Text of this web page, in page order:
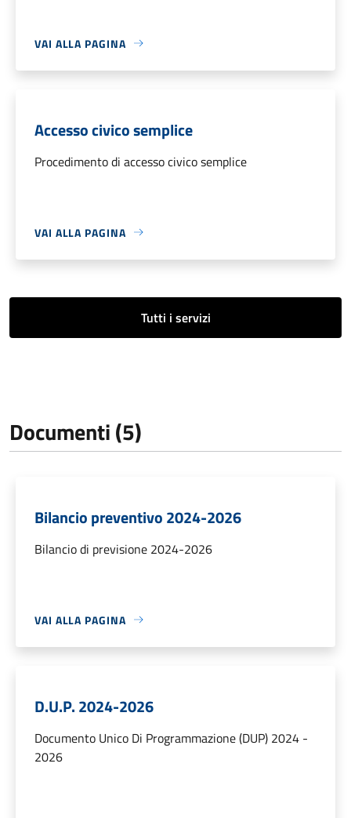
VAI ALLA PAGINA
Accesso civico semplice
Procedimento di accesso civico semplice
VAI ALLA PAGINA
Tutti i servizi
Documenti (5)
Bilancio preventivo 2024-2026
Bilancio di previsione 2024-2026
VAI ALLA PAGINA
D.U.P. 2024-2026
Documento Unico Di Programmazione (DUP) 2024 -
2026